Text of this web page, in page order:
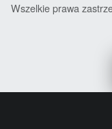
Wszelkie prawa